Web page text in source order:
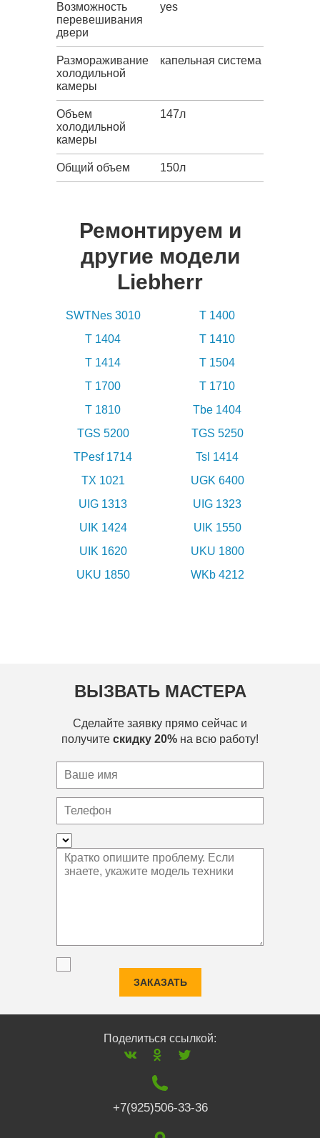
Возможность
перевешивания
двери
yes
Размораживание
холодильной
камеры
капельная система
Объем
холодильной
камеры
147л
Общий объем 150л
Ремонтируем и
другие модели
Liebherr
SWTNes 3010
T 1400
T 1404
T 1410
T 1414
T 1504
T 1700
T 1710
T 1810
Tbe 1404
TGS 5200
TGS 5250
TPesf 1714
Tsl 1414
TX 1021
UGK 6400
UIG 1313
UIG 1323
UIK 1424
UIK 1550
UIK 1620
UKU 1800
UKU 1850
WKb 4212
ВЫЗВАТЬ МАСТЕРА
Сделайте заявку прямо сейчас и
получите скидку 20% на всю работу!
ЗАКАЗАТЬ
Поделиться ссылкой:
+7(925)506-33-36